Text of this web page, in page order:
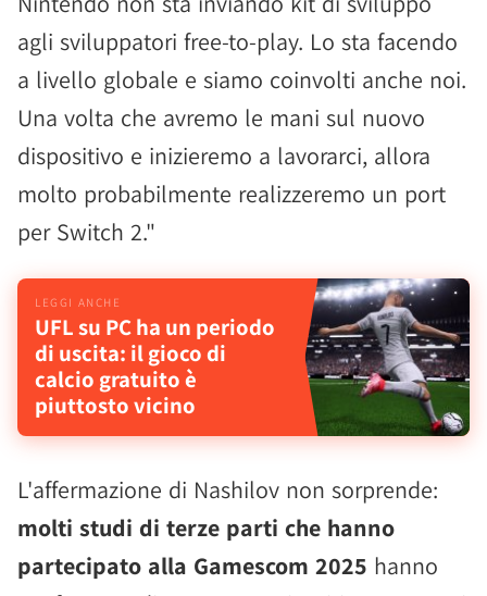
agli sviluppatori free-to-play. Lo sta facendo
a livello globale e siamo coinvolti anche noi.
Una volta che avremo le mani sul nuovo
dispositivo e inizieremo a lavorarci, allora
molto probabilmente realizzeremo un port
per Switch 2."
UFL su PC ha un periodo
di uscita: il gioco di
calcio gratuito è
piuttosto vicino
L'affermazione di Nashilov non sorprende:
molti studi di terze parti che hanno
partecipato alla Gamescom 2025 hanno